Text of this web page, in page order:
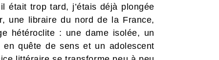
était trop tard, j’étais déjà plongée
une libraire du nord de la France,
hétéroclite : une dame isolée, un
en quête de sens et un adolescent